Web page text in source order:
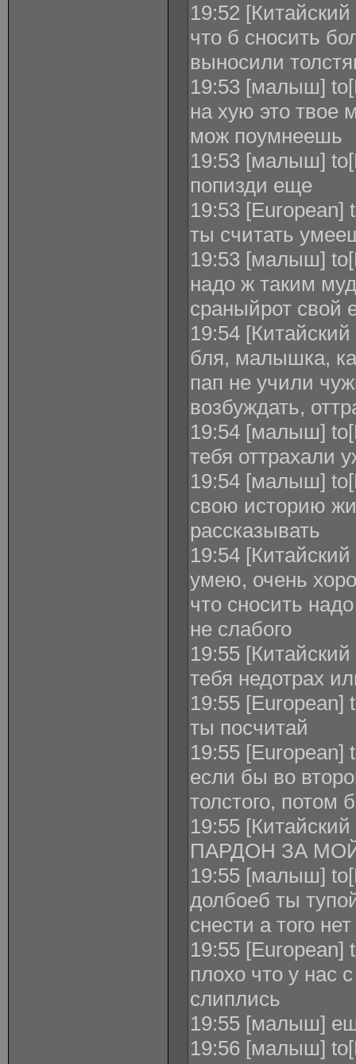
19:52
что б сносить
выносили
19:53 [малыш]
на хую это твое
мож поумнеешь
19:53 [малыш]
попизди еще
19:53 [European]
ты считать
19:53 [малыш]
надо ж таким
сраныйрот свой
19:54
бля, малышка,
пап не учили
возбуждать,
19:54 [малыш]
тебя оттрахали
19:54 [малыш]
свою историю
рассказывать
19:54
умею, очень
что сносить
не слабого
19:55
тебя недотрах
19:55 [European]
ты посчитай
19:55 [European]
если бы во
толстого, потом
19:55
ПАРДОН ЗА
19:55 [малыш]
долбоеб ты
снести а того нет
19:55 [European]
плохо что у нас
слиплись
19:55 [малыш]
19:56 [малыш]